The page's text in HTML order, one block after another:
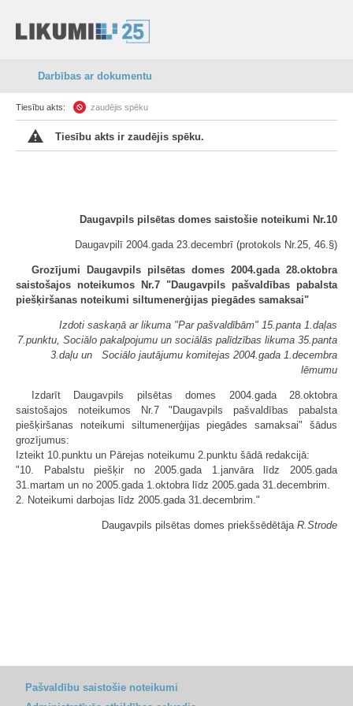
Darbības ar dokumentu
Tiesību akts: zaudējis spēku
Tiesību akts ir zaudējis spēku.
Daugavpils pilsētas domes saistošie noteikumi Nr.10
Daugavpilī 2004.gada 23.decembrī (protokols Nr.25, 46.§)
Grozījumi Daugavpils pilsētas domes 2004.gada 28.oktobra
saistošajos noteikumos Nr.7 "Daugavpils pašvaldības pabalsta
piešķiršanas noteikumi siltumenerģijas piegādes samaksai"
Izdoti saskaņā ar likuma "Par pašvaldībām" 15.panta 1.daļas
7.punktu, Sociālo pakalpojumu un sociālās palīdzības likuma 35.panta
3.daļu un Sociālo jautājumu komitejas 2004.gada 1.decembra
lēmumu
Izdarīt Daugavpils pilsētas domes 2004.gada 28.oktobra
saistošajos noteikumos Nr.7 "Daugavpils pašvaldības pabalsta
piešķiršanas noteikumi siltumenerģijas piegādes samaksai" šādus
grozījumus:
Izteikt 10.punktu un Pārejas noteikumu 2.punktu šādā redakcijā:
"10. Pabalstu piešķir no 2005.gada 1.janvāra līdz 2005.gada
31.martam un no 2005.gada 1.oktobra līdz 2005.gada 31.decembrim.
2. Noteikumi darbojas līdz 2005.gada 31.decembrim."
Daugavpils pilsētas domes priekšsēdētāja R.Strode
Pašvaldību saistošie noteikumi